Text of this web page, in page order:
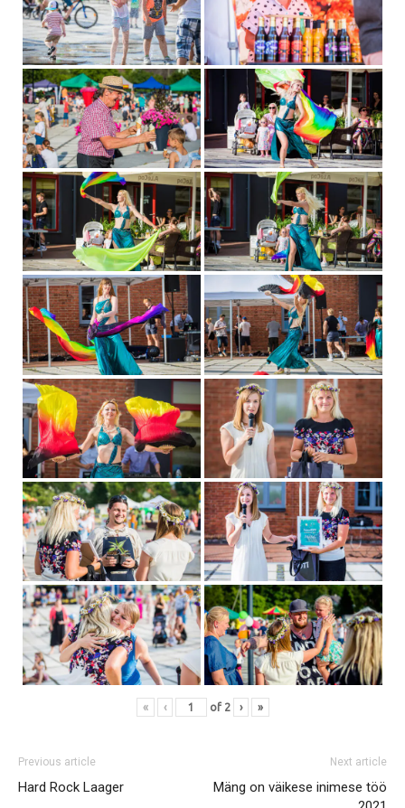
« ‹ of 2 › »
Previous article
Hard Rock Laager
Next article
Mäng on väikese inimese töö